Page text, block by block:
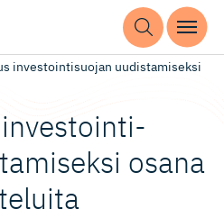
investointisuojan uudistamiseksi
investoin­ti­
osana